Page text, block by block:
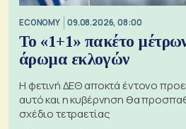
ECONOMY 09.08.2026, 08:00
Το «1+1» πακέτο
άρωμα εκλογών
Η φετινή ΔΕΘ αποκτά έντονο
αυτό και η κυβέρνηση θα
σχέδιο τετραετίας